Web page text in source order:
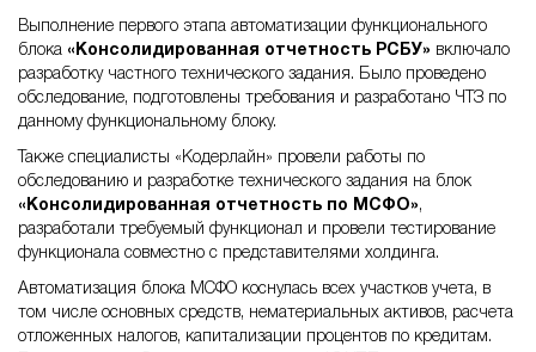
Выполнение первого этапа автоматизации функционального
блока «Консолидированная отчетность РСБУ» включало
разработку частного технического задания. Было проведено
обследование, подготовлены требования и разработано ЧТЗ по
данному функциональному блоку.
Также специалисты «Кодерлайн» провели работы по
обследованию и разработке технического задания на блок
«Консолидированная отчетность по МСФО»,
разработали требуемый функционал и провели тестирование
функционала совместно с представителями холдинга.
Автоматизация блока МСФО коснулась всех участков учета, в
том числе основных средств, нематериальных активов, расчета
отложенных налогов, капитализации процентов по кредитам.